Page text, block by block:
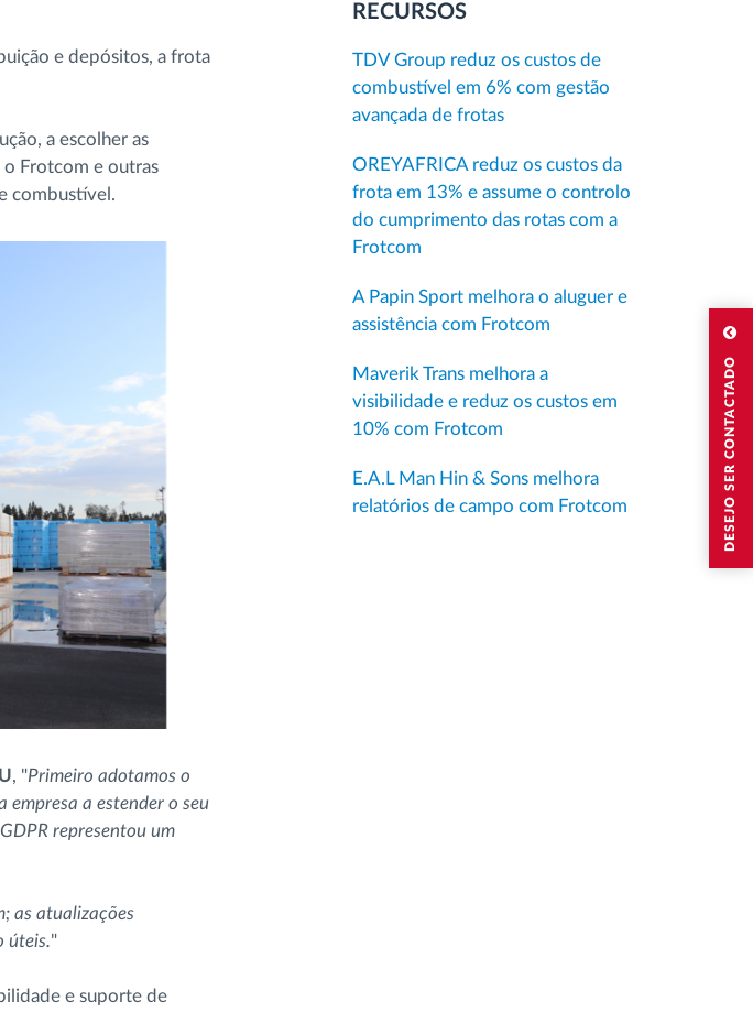
DESEJO SER CONTACTADO
e depósitos, a frota
a escolher as
o Frotcom e outras
combustível.
, "Primeiro adotamos o
a estender o seu
representou um
as atualizações
úteis."
e suporte de
RECURSOS
TDV Group reduz os custos de
combustível em 6% com gestão
avançada de frotas
OREYAFRICA reduz os custos da
frota em 13% e assume o controlo
do cumprimento das rotas com a
Frotcom
A Papin Sport melhora o aluguer e
assistência com Frotcom
Maverik Trans melhora a
visibilidade e reduz os custos em
10% com Frotcom
E.A.L Man Hin & Sons melhora
relatórios de campo com Frotcom